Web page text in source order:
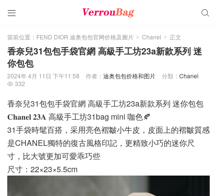
 
當前位置： FEND DIOR 迪奥包包官网价格及圖片 > Chanel > 正文
香奈兒31包包手袋官網 高級手工坊23a新款系列 迷
你包包
2024年 4月 11日 下午11:58 作者： 迪奥包包价格和图片 分類： Chanel
 332
香奈兒31包包手袋官網 高級手工坊23a新款系列 迷你包包
𝐂𝐡𝐚𝐧𝐞𝐥 𝟐𝟑𝐀 高級手工坊31bag mini 咖色🍂
31手袋時髦百搭，采用亮色褶皺小牛皮，皮面上的褶皺質感
是CHANEL獨特的復古風格印記，更精致小巧的迷你尺
寸，比大號更加可愛乖巧些
尺寸：22×23×5.5cm